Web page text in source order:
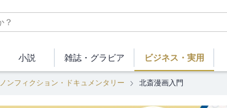
小説 雑誌・ グラビア ビジネス ・実用
ノンフィクション・ドキュメンタリー 北斎漫画入門